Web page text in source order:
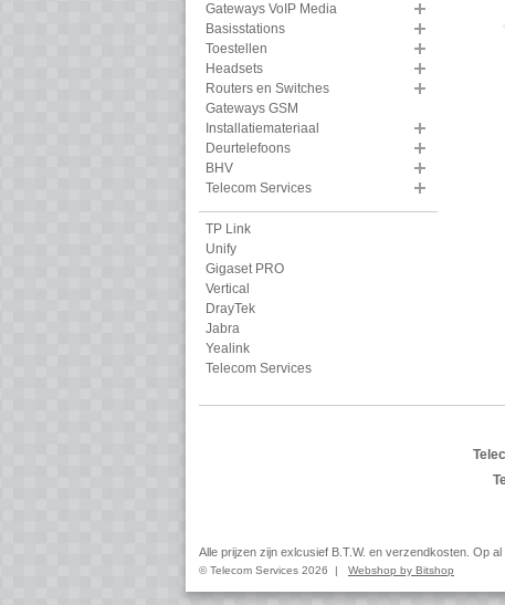
Gateways VoIP Media
Basisstations
Toestellen
Headsets
Routers en Switches
Gateways GSM
Installatiemateriaal
Deurtelefoons
BHV
Telecom Services
TP Link
Unify
Gigaset PRO
Vertical
DrayTek
Jabra
Yealink
Telecom Services
Alle prijzen zijn exlcusief B.T.W. en verzendkosten. Op
© Telecom Services 2026 | Webshop by Bitshop